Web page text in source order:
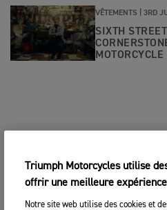
VÊTEMENTS | 3RD
SIXTH
MOTORCYCLE
Triumph Motorcycles utilise
offrir une meilleure expérience
Notre site web utilise des cookies et